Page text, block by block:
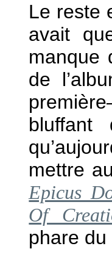
Le reste
avait
manque
de
mettre
Epicus
Of
phare